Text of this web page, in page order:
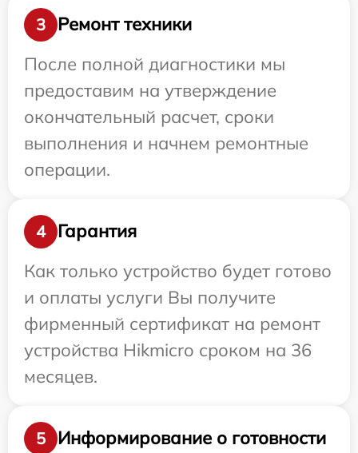
3
Ремонт техники
После полной диагностики мы
предоставим на утверждение
окончательный расчет, сроки
выполнения и начнем ремонтные
операции.
4
Гарантия
Как только устройство будет готово
и оплаты услуги Вы получите
фирменный сертификат на ремонт
устройства Hikmicro сроком на 36
месяцев.
5
Информирование о готовности